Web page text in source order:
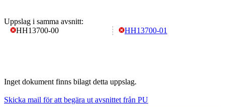
Uppslag i samma avsnitt:
HH13700-00
HH13700-01
Inget dokument finns bilagt detta uppslag.
Skicka mail för att begära ut avsnittet från PU